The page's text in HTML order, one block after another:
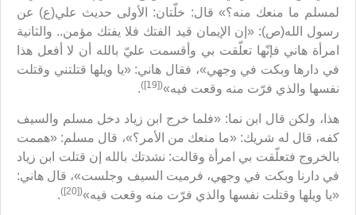
لمسلم ما منعك منه؟» قال: خلّتان: الأولى حديث علي(ع) عن
رسول الله(ص): «إن الإيمان قيد الفتك فلا يفتك مؤمن.. والثانية
امرأة هاني فإنّها تعلّقت بي وأقسمت عليّ بالله أن لا أفعل هذا
في دارها وبكت في وجهي»، فقال هاني: «يا ويلها قتلتني وقتلت
نفسها والذي فرّت منه وقعت فيه»([19])
.
هذا، ولكن قال ابن نما: «فلما خرج ابن زياد دخل مسلم والسيف
كفه، قال له شريك: «ما منعك من الأمر؟»، قال مسلم: «هممت
بالخروج فتعلّقت بي امرأة وقالت: نشدتك بالله إن قتلت ابن زياد
في دارنا وبكت في وجهي، فرميت السيف وجلست»، قال هاني:
«يا ويلها وقتلت نفسها والذي فرّت منه وقعت فيه»([20])
.